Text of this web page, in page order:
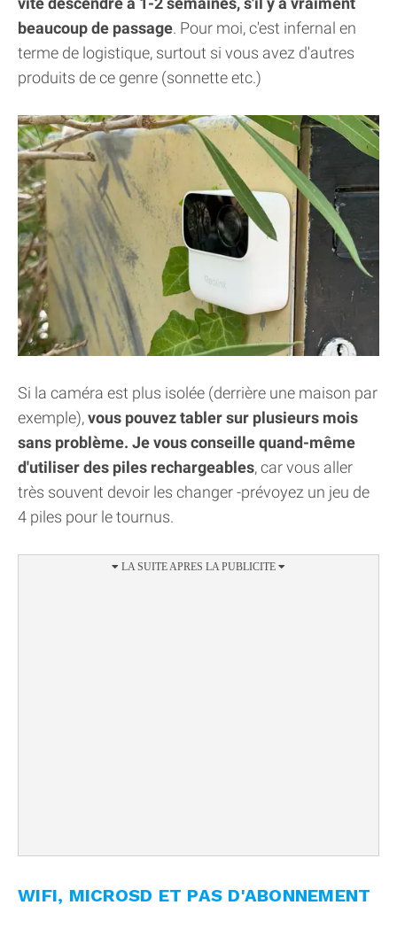
beaucoup de passage. Pour moi, c'est infernal en
terme de logistique, surtout si vous avez d'autres
produits de ce genre (sonnette etc.)
Si la caméra est plus isolée (derrière une maison par
exemple),vous pouvez tabler sur plusieurs mois
sans problème. Je vous conseille quand-même
d'utiliser des piles rechargeables, car vous aller
très souvent devoir les changer -prévoyez un jeu de
4 piles pour le tournus.
WIFI, MICROSD ET PAS D'ABONNEMENT